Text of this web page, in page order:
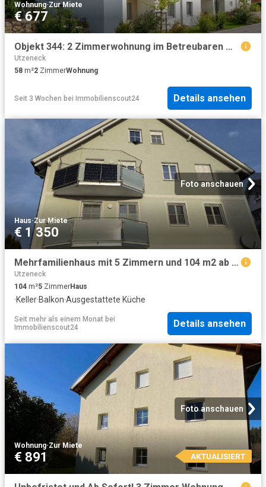
Wohnung·Zur Miete
€ 677
Objekt 344: 2 Zimmerwohnung im Betreubaren Wohnen in 5251 Höhnhart Nr. 28, Top 1
Utzeneck
58 m²2 ZimmerWohnung
Seit 3 Wochen bei Immobilienscout24 Details ansehen
Foto anschauen
Haus·Zur Miete
€ 1 350
Mehrfamilienhaus mit 5 Zimmern und 104 m2 ab September 2026
Utzeneck
104 m²5 ZimmerHaus
·Keller·Balkon·Ausgestattete Küche
Seit mehr als einem Monat bei
Immobilienscout24
Details ansehen
Foto anschauen
Wohnung·Zur Miete
€ 891 AKTUALISIERT